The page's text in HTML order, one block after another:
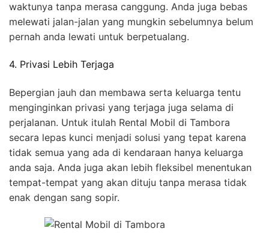
waktunya tanpa merasa canggung. Anda juga bebas
melewati jalan-jalan yang mungkin sebelumnya belum
pernah anda lewati untuk berpetualang.
4. Privasi Lebih Terjaga
Bepergian jauh dan membawa serta keluarga tentu
menginginkan privasi yang terjaga juga selama di
perjalanan. Untuk itulah Rental Mobil di Tambora
secara lepas kunci menjadi solusi yang tepat karena
tidak semua yang ada di kendaraan hanya keluarga
anda saja. Anda juga akan lebih fleksibel menentukan
tempat-tempat yang akan dituju tanpa merasa tidak
enak dengan sang sopir.